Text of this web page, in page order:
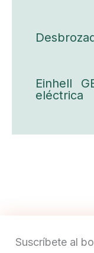
Suscríbete al
Einhell
eléctrica